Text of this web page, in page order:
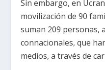
Sin embargo, en
movilización de 90
suman 209 personas,
connacionales, que
medios, a través de